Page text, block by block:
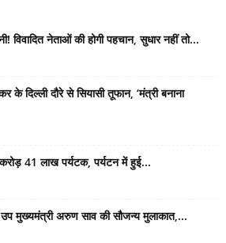
विवादित नेताओं की होगी पहचान, सुधार नहीं तो...
के दिल्ली दौरे से सियासी तूफान, ‘मंत्री बनाना
41 लाख पर्यटक, पर्यटन में हुई...
उप मुख्यमंत्री अरुण साव की सौजन्य मुलाकात,...